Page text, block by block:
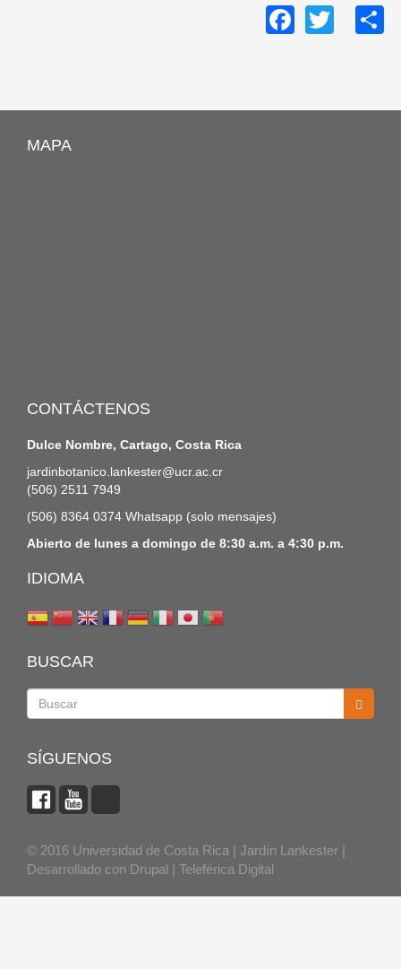
MAPA
CONTÁCTENOS
Dulce Nombre, Cartago, Costa Rica
jardinbotanico.lankester@ucr.ac.cr
(506) 2511 7949
(506) 8364 0374 Whatsapp (solo mensajes)
Abierto de lunes a domingo de 8:30 a.m. a 4:30 p.m.
IDIOMA
BUSCAR
SÍGUENOS
© 2016 Universidad de Costa Rica | Jardín Lankester |
Desarrollado con Drupal | Teleférica Digital